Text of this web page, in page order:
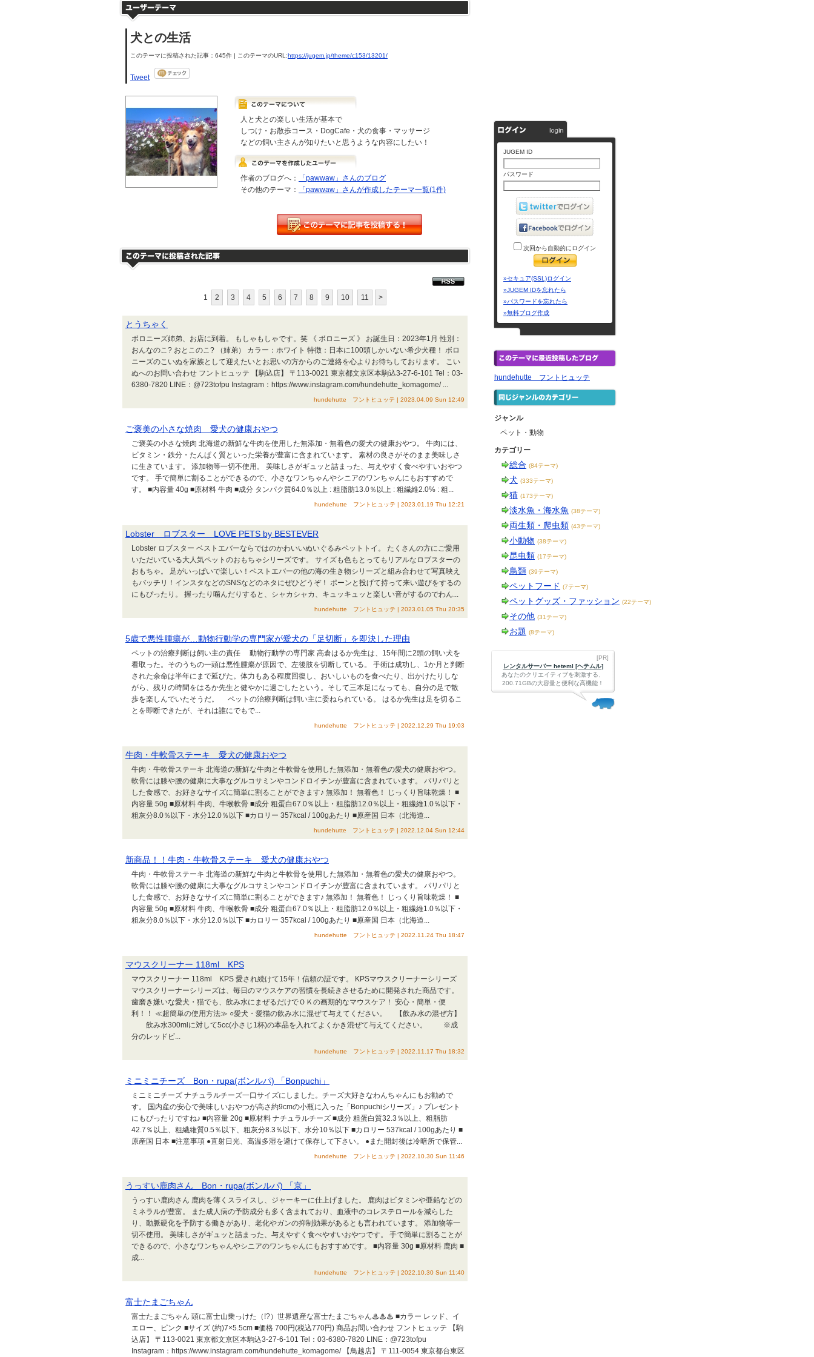
犬との生活
このテーマに投稿された記事：645件 | このテーマのURL:https://jugem.jp/theme/c153/13201/
Tweet
人と犬との楽しい生活が基本で
しつけ・お散歩コース・DogCafe・犬の食事・マッサージ
などの飼い主さんが知りたいと思うような内容にしたい！
作者のブログへ：
「pawwaw」さんのブログ
その他のテーマ：
「pawwaw」さんが作成したテーマ一覧(1件)
1 2 3 4 5 6 7 8 9 10 11 >
とうちゃく
ボロニーズ姉弟、お店に到着。 もしゃもしゃです。笑 《 ボロニーズ 》 お誕生日：2023年1月 性別：
おんなのこ? おとこのこ? （姉弟） カラー：ホワイト 特徴：日本に100頭しかいない希少犬種！ ボロ
ニーズのこいぬを家族として迎えたいとお思いの方からのご連絡を心よりお待ちしております。 こい
ぬへのお問い合わせ フントヒュッテ 【駒込店】 〒113-0021 東京都文京区本駒込3-27-6-101 Tel：03-
6380-7820 LINE：@723tofpu Instagram：https://www.instagram.com/hundehutte_komagome/ ...
hundehutte フントヒュッテ | 2023.04.09 Sun 12:49
ご褒美の小さな焼肉 愛犬の健康おやつ
ご褒美の小さな焼肉 北海道の新鮮な牛肉を使用した無添加・無着色の愛犬の健康おやつ。 牛肉には、
ビタミン・鉄分・たんぱく質といった栄養が豊富に含まれています。 素材の良さがそのまま美味しさ
に生きています。 添加物等一切不使用。 美味しさがギュッと詰まった、与えやすく食べやすいおやつ
です。 手で簡単に割ることができるので、小さなワンちゃんやシニアのワンちゃんにもおすすめで
す。 ■内容量 40g ■原材料 牛肉 ■成分 タンパク質64.0％以上 : 粗脂肪13.0％以上 : 粗繊維2.0% : 粗...
hundehutte フントヒュッテ | 2023.01.19 Thu 12:21
Lobster ロブスター LOVE PETS by BESTEVER
Lobster ロブスター ベストエバーならではのかわいいぬいぐるみペットトイ。 たくさんの方にご愛用
いただいている大人気ペットのおもちゃシリーズです。 サイズも色もとってもリアルなロブスターの
おもちゃ。 足がいっぱいで楽しい！ベストエバーの他の海の生き物シリーズと組み合わせて写真映え
もバッチリ！インスタなどのSNSなどのネタにぜひどうぞ！ ポーンと投げて持って来い遊びをするの
にもぴったり。 握ったり噛んだりすると、シャカシャカ、キュッキュッと楽しい音がするのでわん...
hundehutte フントヒュッテ | 2023.01.05 Thu 20:35
5歳で悪性腫瘍が…動物行動学の専門家が愛犬の「足切断」を即決した理由
ペットの治療判断は飼い主の責任 動物行動学の専門家 高倉はるか先生は、15年間に2頭の飼い犬を
看取った。そのうちの一頭は悪性腫瘍が原因で、左後肢を切断している。 手術は成功し、1か月と判断
された余命は半年にまで延びた。体力もある程度回復し、おいしいものを食べたり、出かけたりしな
がら、残りの時間をはるか先生と健やかに過ごしたという。そして三本足になっても、自分の足で散
歩を楽しんでいたそうだ。 ペットの治療判断は飼い主に委ねられている。 はるか先生は足を切るこ
とを即断できたが、それは誰にでもで...
hundehutte フントヒュッテ | 2022.12.29 Thu 19:03
牛肉・牛軟骨ステーキ 愛犬の健康おやつ
牛肉・牛軟骨ステーキ 北海道の新鮮な牛肉と牛軟骨を使用した無添加・無着色の愛犬の健康おやつ。
軟骨には膝や腰の健康に大事なグルコサミンやコンドロイチンが豊富に含まれています。 パリパリと
した食感で、お好きなサイズに簡単に割ることができます♪ 無添加！ 無着色！ じっくり旨味乾燥！ ■
内容量 50g ■原材料 牛肉、牛喉軟骨 ■成分 粗蛋白67.0％以上・粗脂肪12.0％以上・粗繊維1.0％以下・
粗灰分8.0％以下・水分12.0％以下 ■カロリー 357kcal / 100gあたり ■原産国 日本（北海道...
hundehutte フントヒュッテ | 2022.12.04 Sun 12:44
新商品！！牛肉・牛軟骨ステーキ 愛犬の健康おやつ
牛肉・牛軟骨ステーキ 北海道の新鮮な牛肉と牛軟骨を使用した無添加・無着色の愛犬の健康おやつ。
軟骨には膝や腰の健康に大事なグルコサミンやコンドロイチンが豊富に含まれています。 パリパリと
した食感で、お好きなサイズに簡単に割ることができます♪ 無添加！ 無着色！ じっくり旨味乾燥！ ■
内容量 50g ■原材料 牛肉、牛喉軟骨 ■成分 粗蛋白67.0％以上・粗脂肪12.0％以上・粗繊維1.0％以下・
粗灰分8.0％以下・水分12.0％以下 ■カロリー 357kcal / 100gあたり ■原産国 日本（北海道...
hundehutte フントヒュッテ | 2022.11.24 Thu 18:47
マウスクリーナー 118ml KPS
マウスクリーナー 118ml KPS 愛され続けて15年！信頼の証です。 KPSマウスクリーナーシリーズ
マウスクリーナーシリーズは、毎日のマウスケアの習慣を長続きさせるために開発された商品です。
歯磨き嫌いな愛犬・猫でも、飲み水にまぜるだけでＯＫの画期的なマウスケア！ 安心・簡単・便
利！！ ≪超簡単の使用方法≫ ○愛犬・愛猫の飲み水に混ぜて与えてください。 【飲み水の混ぜ方】
飲み水300mlに対して5cc(小さじ1杯)の本品を入れてよくかき混ぜて与えてください。 ※成
分のレッドビ...
hundehutte フントヒュッテ | 2022.11.17 Thu 18:32
ミニミニチーズ Bon・rupa(ボンルパ) 「Bonpuchi」
ミニミニチーズ ナチュラルチーズ一口サイズにしました。チーズ大好きなわんちゃんにもお勧めで
す。 国内産の安心で美味しいおやつが高さ約9cmの小瓶に入った「Bonpuchiシリーズ」♪ プレゼント
にもぴったりですね♪ ■内容量 20g ■原材料 ナチュラルチーズ ■成分 粗蛋白質32.3％以上、粗脂肪
42.7％以上、粗繊維質0.5％以下、粗灰分8.3％以下、水分10％以下 ■カロリー 537kcal / 100gあたり ■
原産国 日本 ■注意事項 ●直射日光、高温多湿を避けて保存して下さい。 ●また開封後は冷暗所で保管...
hundehutte フントヒュッテ | 2022.10.30 Sun 11:46
うっすい鹿肉さん Bon・rupa(ボンルパ) 「京」
うっすい鹿肉さん 鹿肉を薄くスライスし、ジャーキーに仕上げました。 鹿肉はビタミンや亜鉛などの
ミネラルが豊富。 また成人病の予防成分も多く含まれており、血液中のコレステロールを減らした
り、動脈硬化を予防する働きがあり、老化やガンの抑制効果があるとも言われています。 添加物等一
切不使用。 美味しさがギュッと詰まった、与えやすく食べやすいおやつです。 手で簡単に割ることが
できるので、小さなワンちゃんやシニアのワンちゃんにもおすすめです。 ■内容量 30g ■原材料 鹿肉 ■
成...
hundehutte フントヒュッテ | 2022.10.30 Sun 11:40
富士たまごちゃん
富士たまごちゃん 頭に富士山乗っけた（!?）世界遺産な富士たまごちゃん♨♨♨ ■カラー レッド、イ
エロー、ピンク ■サイズ (約)7×5.5cm ■価格 700円(税込770円) 商品お問い合わせ フントヒュッテ 【駒
込店】 〒113-0021 東京都文京区本駒込3-27-6-101 Tel：03-6380-7820 LINE：@723tofpu
Instagram：https://www.instagram.com/hundehutte_komagome/ 【鳥越店】 〒111-0054 東京都台東区
JUGEM ID
パスワード
次回から自動的にログイン
»セキュア(SSL)ログイン
»JUGEM IDを忘れたら
»パスワードを忘れたら
»無料ブログ作成
hundehutte フントヒュッテ
ジャンル
ペット・動物
カテゴリー
総合 (84テーマ)
犬 (333テーマ)
猫 (173テーマ)
淡水魚・海水魚 (38テーマ)
両生類・爬虫類 (43テーマ)
小動物 (38テーマ)
昆虫類 (17テーマ)
鳥類 (39テーマ)
ペットフード (7テーマ)
ペットグッズ・ファッション (22テーマ)
その他 (31テーマ)
お題 (8テーマ)
[PR]
レンタルサーバー heteml [ヘテムル]
あなたのクリエイティブを刺激する、
200.71GBの大容量と便利な高機能！